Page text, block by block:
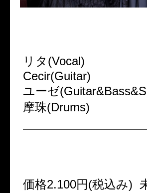
リタ(Vocal)
Cecir(Guitar)
ユーゼ
摩珠(Drums)
価格2.100円(税込み)